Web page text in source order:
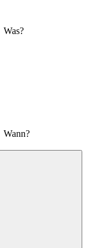
Was?
Wann?